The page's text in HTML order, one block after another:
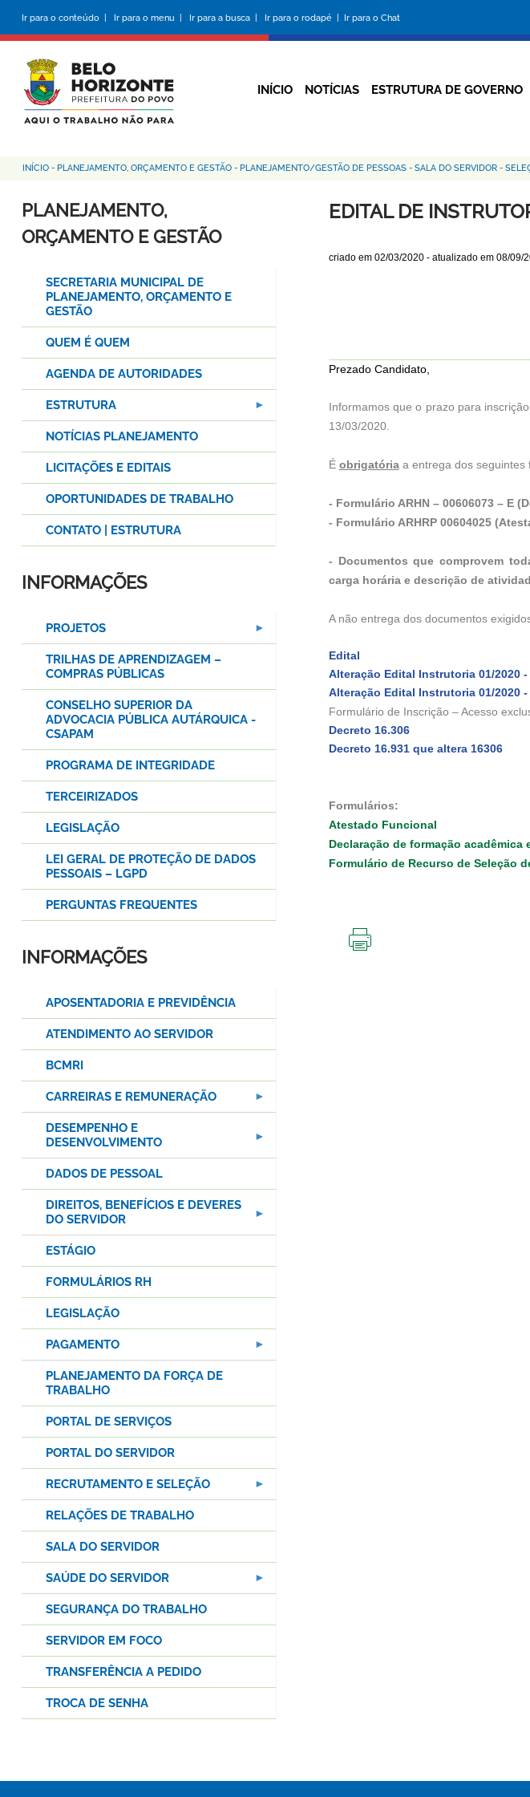
conteúdo
principal
Ir para o conteúdo | Ir para o menu | Ir para a busca | Ir para o rodapé | Ir para o Chat
da
INÍCIO NOTÍCIAS ESTRUTURA DE GOVERNO
Trilha
de
navegação
INÍCIO - PLANEJAMENTO, ORÇAMENTO E GESTÃO - PLANEJAMENTO/GESTÃO DE PESSOAS - SALA DO SERVIDOR -
EDITAL DE
criado em 02/03/2020- atualizado em 08/09/
Prezado Candidato,
Informamos que o prazo para
13/03/2020.
É obrigatóriaa entrega dos seguintes
- Formulário ARHN – 00606073 – E
- Formulário ARHRP 00604025
- Documentos que comprovem
carga horária e descrição de
A não entrega dos documentos
Edital
Alteração Edital Instrutoria 01/2020 -
Alteração Edital Instrutoria 01/2020 -
Formulário de Inscrição – Acesso
Decreto 16.306
Decreto 16.931 que altera 16306
Formulários:
Atestado Funcional
Declaração de formação
Formulário de Recurso de Seleção
PLANEJAMENTO,
ORÇAMENTO E GESTÃO
SECRETARIA MUNICIPAL DE
PLANEJAMENTO, ORÇAMENTO E
GESTÃO
QUEM É QUEM
AGENDA DE AUTORIDADES
ESTRUTURA
NOTÍCIAS PLANEJAMENTO
LICITAÇÕES E EDITAIS
OPORTUNIDADES DE TRABALHO
CONTATO | ESTRUTURA
INFORMAÇÕES
PROJETOS
TRILHAS DE APRENDIZAGEM –
COMPRAS PÚBLICAS
CONSELHO SUPERIOR DA
ADVOCACIA PÚBLICA AUTÁRQUICA -
CSAPAM
PROGRAMA DE INTEGRIDADE
TERCEIRIZADOS
LEGISLAÇÃO
LEI GERAL DE PROTEÇÃO DE DADOS
PESSOAIS – LGPD
PERGUNTAS FREQUENTES
INFORMAÇÕES
APOSENTADORIA E PREVIDÊNCIA
ATENDIMENTO AO SERVIDOR
BCMRI
CARREIRAS E REMUNERAÇÃO
DESEMPENHO E
DESENVOLVIMENTO
DADOS DE PESSOAL
DIREITOS, BENEFÍCIOS E DEVERES
DO SERVIDOR
ESTÁGIO
FORMULÁRIOS RH
LEGISLAÇÃO
PAGAMENTO
PLANEJAMENTO DA FORÇA DE
TRABALHO
PORTAL DE SERVIÇOS
PORTAL DO SERVIDOR
RECRUTAMENTO E SELEÇÃO
RELAÇÕES DE TRABALHO
SALA DO SERVIDOR
SAÚDE DO SERVIDOR
SEGURANÇA DO TRABALHO
SERVIDOR EM FOCO
TRANSFERÊNCIA A PEDIDO
TROCA DE SENHA